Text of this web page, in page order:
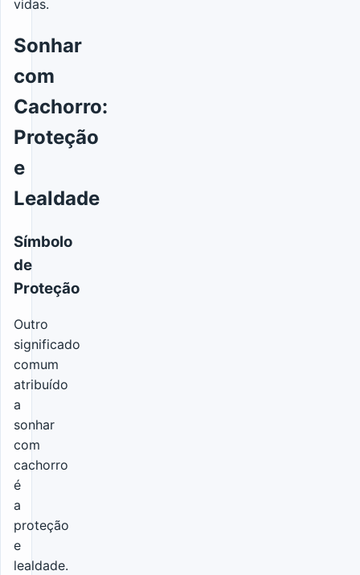
vidas.
Sonhar
com
Cachorro:
Proteção
e
Lealdade
Símbolo
de
Proteção
Outro
significado
comum
atribuído
a
sonhar
com
cachorro
é
a
proteção
e
lealdade.